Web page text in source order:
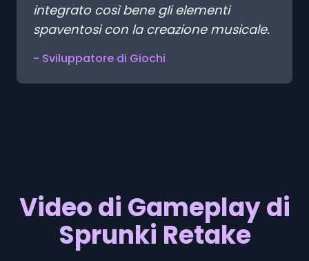
integrato così bene gli elementi
spaventosi con la creazione musicale.
- Sviluppatore di Giochi
Video di Gameplay di
Sprunki Retake